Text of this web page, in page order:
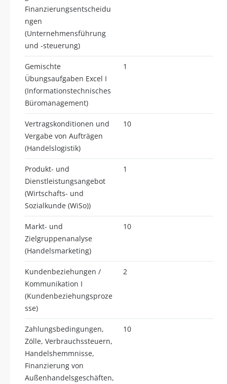
Finanzierungsentscheidu
ngen
(Unternehmensführung
und -steuerung)
Gemischte
Übungsaufgaben Excel I
(Informationstechnisches
Büromanagement)
1
Vertragskonditionen und
Vergabe von Aufträgen
(Handelslogistik)
10
Produkt- und
Dienstleistungsangebot
(Wirtschafts- und
Sozialkunde (WiSo))
1
Markt- und
Zielgruppenanalyse
(Handelsmarketing)
10
Kundenbeziehungen /
Kommunikation I
(Kundenbeziehungsproze
sse)
2
Zahlungsbedingungen,
Zölle, Verbrauchssteuern,
Handelshemmnisse,
Finanzierung von
Außenhandelsgeschäften,
10